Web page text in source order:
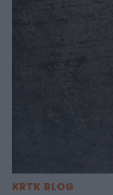
KRTK BLOG